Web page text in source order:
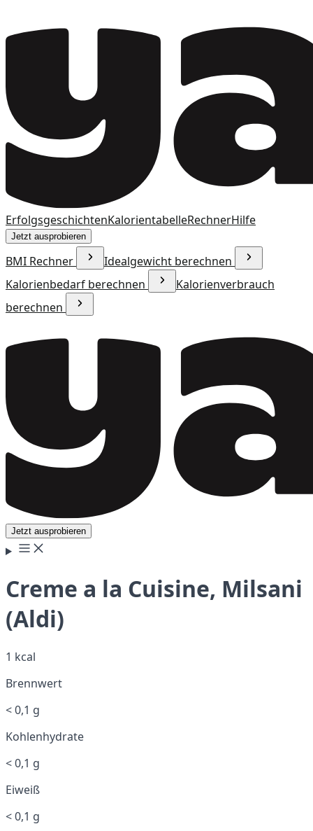
ErfolgsgeschichtenKalorientabelleRechnerHilfe
Jetzt ausprobieren
BMI Rechner
Idealgewicht berechnen
Kalorienbedarf berechnen
Kalorienverbrauch
berechnen
Jetzt ausprobieren
Creme a la Cuisine, Milsani
(Aldi)
1 kcal
Brennwert
< 0,1 g
Kohlenhydrate
< 0,1 g
Eiweiß
< 0,1 g